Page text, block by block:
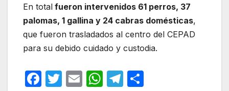
En total fueron intervenidos 61 perros, 37
palomas, 1 gallina y 24 cabras domésticas,
que fueron trasladados al centro del CEPAD
para su debido cuidado y custodia.
F
T
E
W T